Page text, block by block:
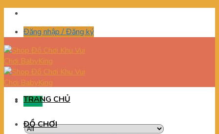
Skip
contentĐăng nhập / Đăng ký
Menu
TRANG CHỦ
ĐỒ CHƠI